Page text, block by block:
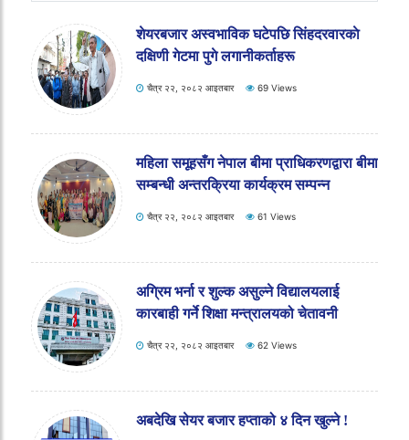
शेयरबजार अस्वभाविक घटेपछि सिंहदरवारकाे
दक्षिणी गेटमा पुगे लगानीकर्ताहरू
चैत्र २२, २०८२ आइतबार 69 Views
महिला समूहसँग नेपाल बीमा प्राधिकरणद्वारा बीमा
सम्बन्धी अन्तरक्रिया कार्यक्रम सम्पन्न
चैत्र २२, २०८२ आइतबार 61 Views
अग्रिम भर्ना र शुल्क असुल्ने विद्यालयलाई
कारबाही गर्ने शिक्षा मन्त्रालयको चेतावनी
चैत्र २२, २०८२ आइतबार 62 Views
अबदेखि सेयर बजार हप्ताको ४ दिन खुल्ने !